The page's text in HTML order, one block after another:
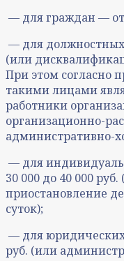
— для граждан — от
— для должностных
(или
При этом согласно
такими лицами
работники
организационно-
административно-
— для
30 000 до 40 000
приостановление
суток);
— для юридических
руб. (или